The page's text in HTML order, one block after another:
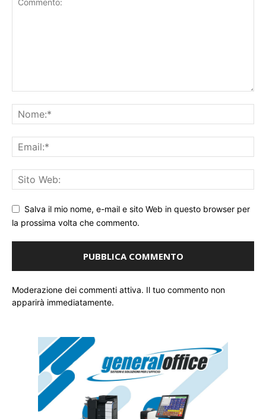
Salva il mio nome, e-mail e sito Web in questo browser per
la prossima volta che commento.
Moderazione dei commenti attiva. Il tuo commento non
apparirà immediatamente.